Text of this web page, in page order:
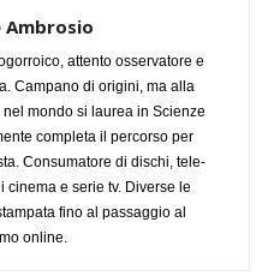
Ambrosio
attento osservatore e
Campano di origini, ma alla
mondo si laurea in Scienze
completa il percorso per
Consumatore di dischi, tele-
e serie tv. Diverse le
fino al passaggio al
online.